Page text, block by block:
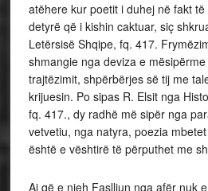
atëhere kur poetit i duhej në fakt
detyrë që i kishin caktuar, siç
Letërsisë Shqipe, fq. 417.
shmangie nga deviza e
trajtëzimit, shpërbërjes së tij me
krijuesin. Po sipas R. Elsit nga
fq. 417., dy radhë më sipër nga
vetvetiu, nga natyra, poezia
është e vështirë të përputhet me
Ai që e njeh Faslliun nga afër nuk